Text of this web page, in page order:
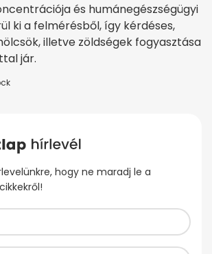
és humánegészségügyi
ki a felmérésből, így kérdéses,
illetve zöldségek fogyasztása
jár.
hogy ne maradj le a